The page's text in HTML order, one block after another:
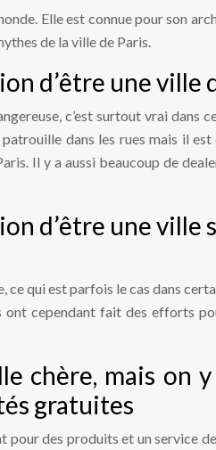
Elle est connue pour son
de la ville de Paris.
d’être une
c’est surtout vrai
dans les rues mais il
Il y a aussi beaucoup de
d’être une
ce qui est parfois le cas dans
ont cependant fait des efforts
chère, mais
gratuites
pour des produits et un